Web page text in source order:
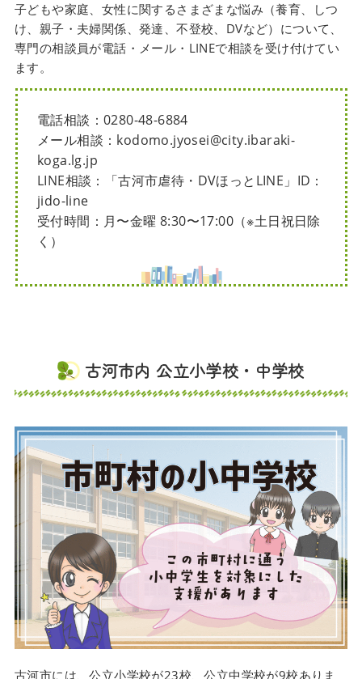
子どもや家庭、女性に関するさまざまな悩み（養育、しつ
け、親子・夫婦関係、発達、不登校、DVなど）について、
専門の相談員が電話・メール・LINEで相談を受け付けてい
ます。
電話相談：0280-48-6884
メール相談：kodomo.jyosei@city.ibaraki-
koga.lg.jp
LINE相談：「古河市虐待・DVほっとLINE」ID：
jido-line
受付時間：月〜金曜 8:30〜17:00（※土日祝日除
く）
古河市内 公立小学校・中学校
古河市には、公立小学校が23校、公立中学校が9校ありま